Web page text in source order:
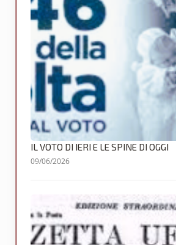
IL VOTO DI IERI E LE SPINE DI OGGI
09/06/2026